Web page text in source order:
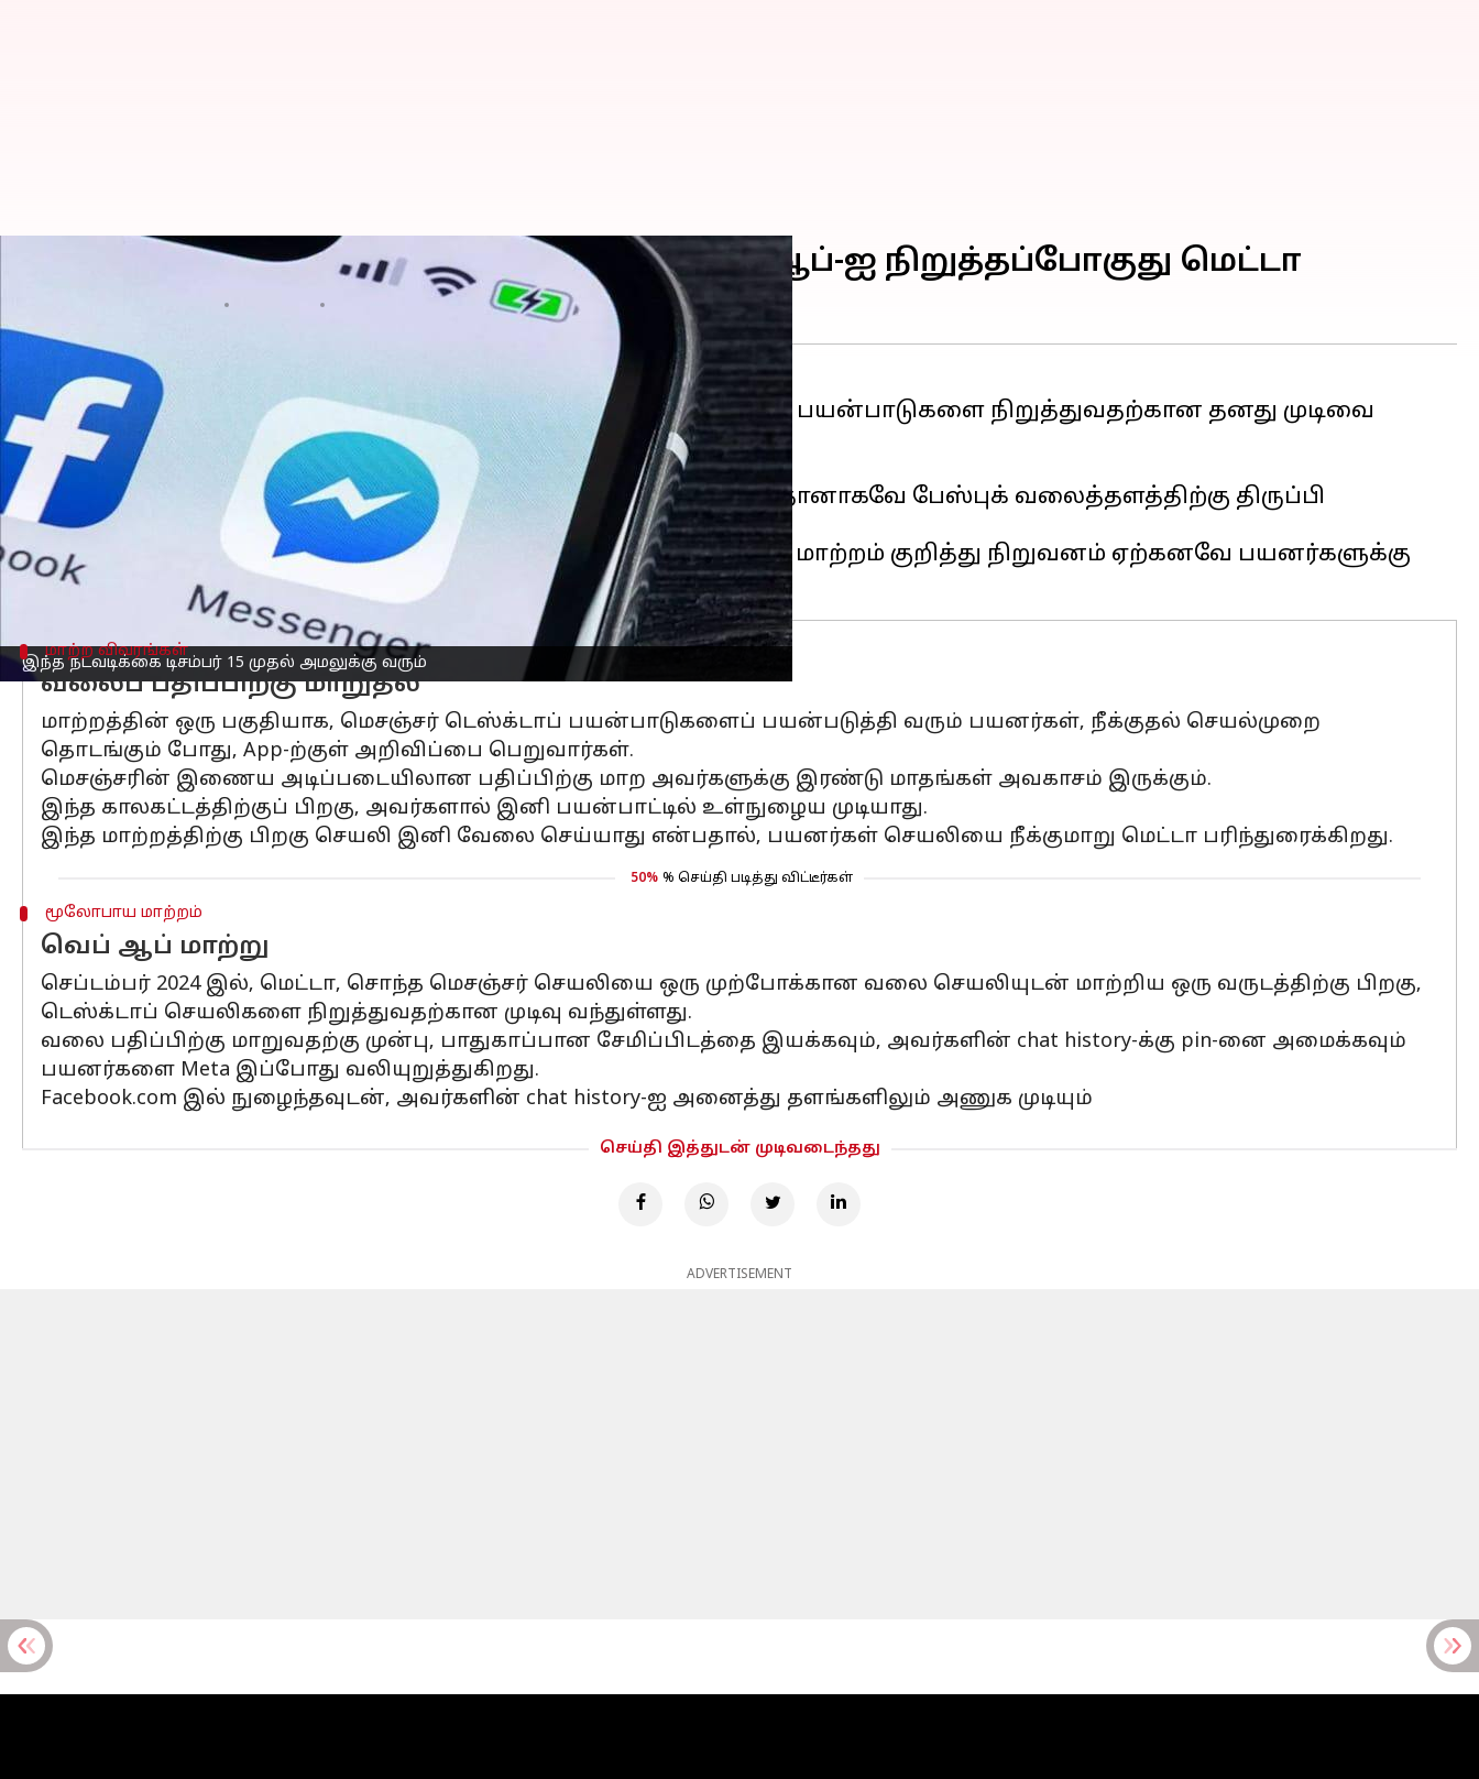
இந்த நடவடிக்கை டிசம்பர் 15 முதல் அமலுக்கு வரும்
விண்டோஸ் மற்றும் Mac-கிற்கான Messenger ஆப்-ஐ நிறுத்தப்போகுது மெட்டா
செய்தி முன்னோட்டம்
விண்டோஸ் மற்றும் Mac-கிற்கான Messenger-ன் தனித்த டெஸ்க்டாப் பயன்பாடுகளை நிறுத்துவதற்கான தனது முடிவை
மெட்டாஅறிவித்துள்ளது.
இந்த நடவடிக்கை டிசம்பர் 15 முதல் அமலுக்கு வரும்.
இந்த தேதிக்குப் பிறகு, பயனர்கள் மெசஞ்சர் சேவைகளை அணுக தானாகவே பேஸ்புக் வலைத்தளத்திற்கு திருப்பி
விடப்படுவார்கள்.
மாற்றியமைக்க அவர்களுக்கு நேரம் கொடுக்கும் முயற்சியில், இந்த மாற்றம் குறித்து நிறுவனம் ஏற்கனவே பயனர்களுக்கு
மாற்ற விவரங்கள்
வலைப் பதிப்பிற்கு மாறுதல்
மாற்றத்தின் ஒரு பகுதியாக, மெசஞ்சர் டெஸ்க்டாப் பயன்பாடுகளைப் பயன்படுத்தி வரும் பயனர்கள், நீக்குதல் செயல்முறை
தொடங்கும் போது, ​​App-ற்குள் அறிவிப்பை பெறுவார்கள்.
மெசஞ்சரின் இணைய அடிப்படையிலான பதிப்பிற்கு மாற அவர்களுக்கு இரண்டு மாதங்கள் அவகாசம் இருக்கும்.
இந்த காலகட்டத்திற்குப் பிறகு, அவர்களால் இனி பயன்பாட்டில் உள்நுழைய முடியாது.
இந்த மாற்றத்திற்கு பிறகு செயலி இனி வேலை செய்யாது என்பதால், பயனர்கள் செயலியை நீக்குமாறு மெட்டா பரிந்துரைக்கிறது.
50% % செய்தி படித்து விட்டீர்கள்
மூலோபாய மாற்றம்
வெப் ஆப் மாற்று
செப்டம்பர் 2024 இல், மெட்டா, சொந்த மெசஞ்சர் செயலியை ஒரு முற்போக்கான வலை செயலியுடன் மாற்றிய ஒரு வருடத்திற்கு பிறகு,
டெஸ்க்டாப் செயலிகளை நிறுத்துவதற்கான முடிவு வந்துள்ளது.
வலை பதிப்பிற்கு மாறுவதற்கு முன்பு, பாதுகாப்பான சேமிப்பிடத்தை இயக்கவும், அவர்களின் chat history-க்கு pin-னை அமைக்கவும்
பயனர்களை Meta இப்போது வலியுறுத்துகிறது.
Facebook.com இல் நுழைந்தவுடன், அவர்களின் chat history-ஐ அனைத்து தளங்களிலும் அணுக முடியும்
செய்தி இத்துடன் முடிவடைந்தது
ADVERTISEMENT